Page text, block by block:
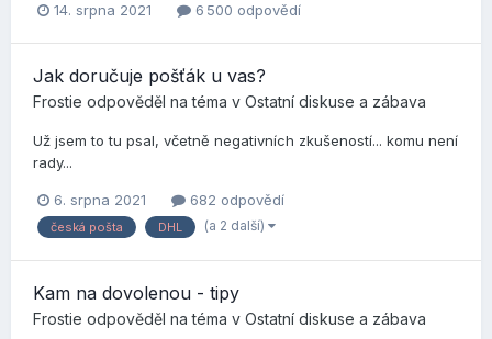
14. srpna 2021 6 500 odpovědí
Jak doručuje pošťák u vas?
Frostie odpověděl na téma v Ostatní diskuse a zábava
Už jsem to tu psal, včetně negativních zkušeností... komu není
rady...
6. srpna 2021 682 odpovědí
česká pošta DHL (a 2 další)
Kam na dovolenou - tipy
Frostie odpověděl na téma v Ostatní diskuse a zábava